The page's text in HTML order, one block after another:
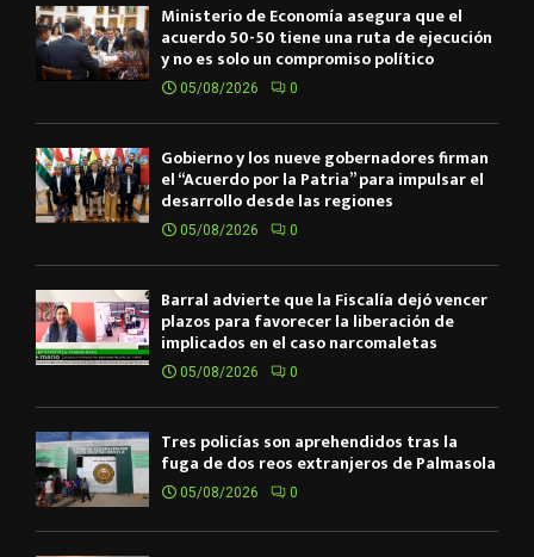
Ministerio de Economía asegura que el
acuerdo 50-50 tiene una ruta de ejecución
y no es solo un compromiso político
05/08/2026 0
Gobierno y los nueve gobernadores firman
el “Acuerdo por la Patria” para impulsar el
desarrollo desde las regiones
05/08/2026 0
Barral advierte que la Fiscalía dejó vencer
plazos para favorecer la liberación de
implicados en el caso narcomaletas
05/08/2026 0
Tres policías son aprehendidos tras la
fuga de dos reos extranjeros de Palmasola
05/08/2026 0